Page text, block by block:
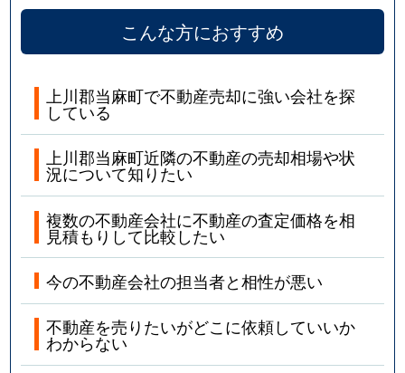
こんな方におすすめ
上川郡当麻町で不動産売却に強い会社を探
している
上川郡当麻町近隣の不動産の売却相場や状
況について知りたい
複数の不動産会社に不動産の査定価格を相
見積もりして比較したい
今の不動産会社の担当者と相性が悪い
不動産を売りたいがどこに依頼していいか
わからない